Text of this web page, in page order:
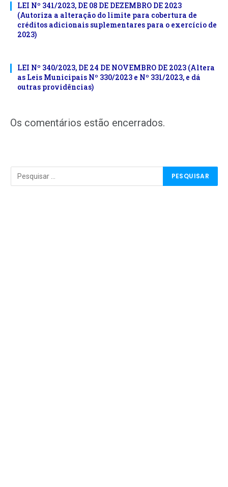
LEI Nº 341/2023, DE 08 DE DEZEMBRO DE 2023
(Autoriza a alteração do limite para cobertura de
créditos adicionais suplementares para o exercício de
2023)
LEI Nº 340/2023, DE 24 DE NOVEMBRO DE 2023 (Altera
as Leis Municipais Nº 330/2023 e Nº 331/2023, e dá
outras providências)
Os comentários estão encerrados.